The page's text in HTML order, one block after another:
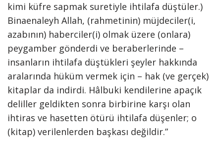
kimi küfre sapmak suretiyle ihtilafa düştüler.)
Binaenaleyh Allah, (rahmetinin) müjdeciler(i,
azabının) haberciler(i) olmak üzere (onlara)
peygamber gönderdi ve beraberlerinde –
insanların ihtilafa düştükleri şeyler hakkında
aralarında hüküm vermek için – hak (ve gerçek)
kitaplar da indirdi. Hâlbuki kendilerine apaçık
deliller geldikten sonra birbirine karşı olan
ihtiras ve hasetten ötürü ihtilafa düşenler; o
(kitap) verilenlerden başkası değildir.”